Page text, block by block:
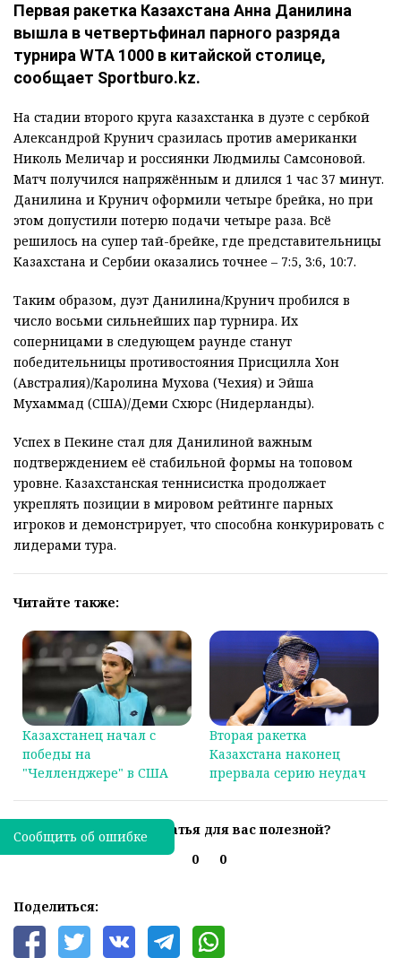
Первая ракетка Казахстана Анна Данилина
вышла в четвертьфинал парного разряда
турнира WTA 1000 в китайской столице,
сообщает Sportburo.kz.
На стадии второго круга казахстанка в дуэте с сербкой
Александрой Крунич сразилась против американки
Николь Меличар и россиянки Людмилы Самсоновой.
Матч получился напряжённым и длился 1 час 37 минут.
Данилина и Крунич оформили четыре брейка, но при
этом допустили потерю подачи четыре раза. Всё
решилось на супер тай-брейке, где представительницы
Казахстана и Сербии оказались точнее – 7:5, 3:6, 10:7.
Таким образом, дуэт Данилина/Крунич пробился в
число восьми сильнейших пар турнира. Их
соперницами в следующем раунде станут
победительницы противостояния Присцилла Хон
(Австралия)/Каролина Мухова (Чехия) и Эйша
Мухаммад (США)/Деми Схюрс (Нидерланды).
Успех в Пекине стал для Данилиной важным
подтверждением её стабильной формы на топовом
уровне. Казахстанская теннисистка продолжает
укреплять позиции в мировом рейтинге парных
игроков и демонстрирует, что способна конкурировать с
лидерами тура.
Читайте также:
Казахстанец начал с
победы на
"Челленджере" в США
Вторая ракетка
Казахстана наконец
прервала серию неудач
Была ли эта статья для вас полезной?
0
0
Поделиться:
Сообщить об ошибке